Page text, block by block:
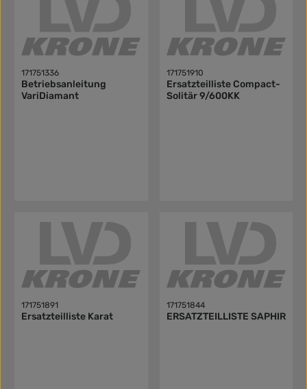
171751336
Betriebsanleitung
VariDiamant
171751910
Ersatzteilliste Compact-
Solitär 9/600KK
171751891
Ersatzteilliste Karat
171751844
ERSATZTEILLISTE SAPHIR